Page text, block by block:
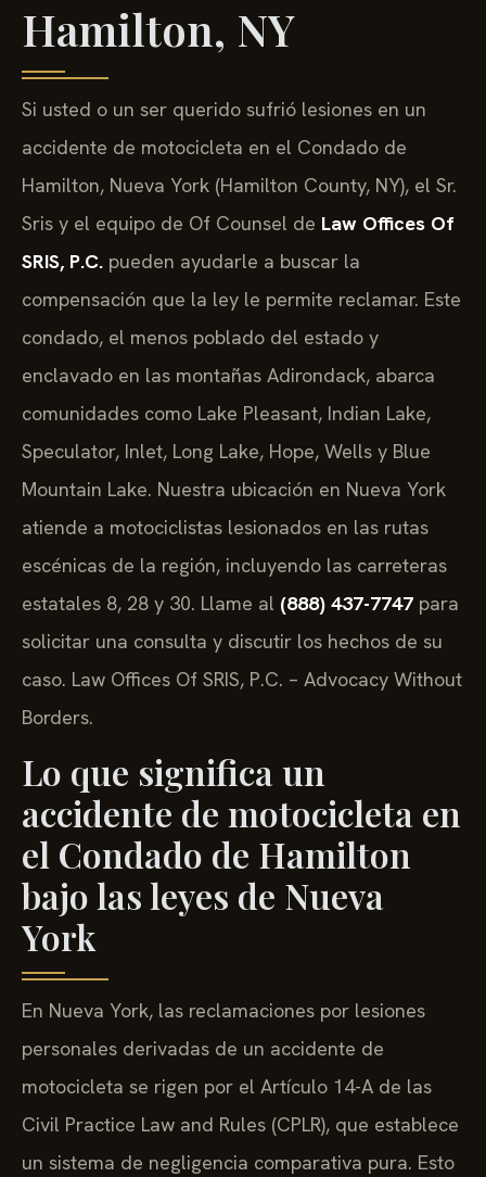
Hamilton, NY
Si usted o un ser querido sufrió lesiones en un
accidente de motocicleta en el Condado de
Hamilton, Nueva York (Hamilton County, NY), el Sr.
Sris y el equipo de Of Counsel de Law Offices Of
SRIS, P.C. pueden ayudarle a buscar la
compensación que la ley le permite reclamar. Este
condado, el menos poblado del estado y
enclavado en las montañas Adirondack, abarca
comunidades como Lake Pleasant, Indian Lake,
Speculator, Inlet, Long Lake, Hope, Wells y Blue
Mountain Lake. Nuestra ubicación en Nueva York
atiende a motociclistas lesionados en las rutas
escénicas de la región, incluyendo las carreteras
estatales 8, 28 y 30. Llame al (888) 437-7747 para
solicitar una consulta y discutir los hechos de su
caso. Law Offices Of SRIS, P.C. – Advocacy Without
Borders.
Lo que significa un
accidente de motocicleta en
el Condado de Hamilton
bajo las leyes de Nueva
York
En Nueva York, las reclamaciones por lesiones
personales derivadas de un accidente de
motocicleta se rigen por el Artículo 14-A de las
Civil Practice Law and Rules (CPLR), que establece
un sistema de negligencia comparativa pura. Esto